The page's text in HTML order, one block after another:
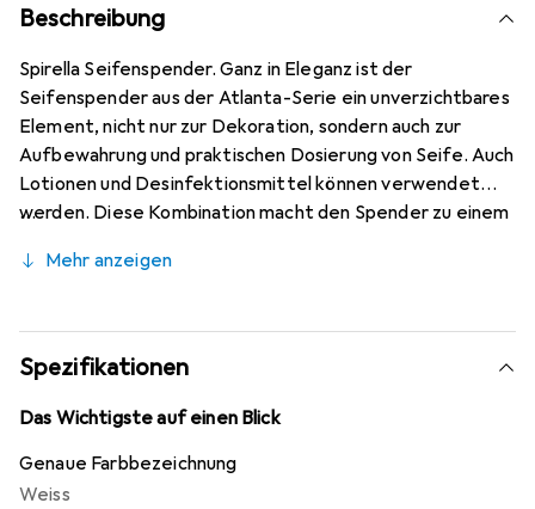
Beschreibung
Spirella Seifenspender. Ganz in Eleganz ist der
Seifenspender aus der Atlanta-Serie ein unverzichtbares
Element, nicht nur zur Dekoration, sondern auch zur
Aufbewahrung und praktischen Dosierung von Seife. Auch
Lotionen und Desinfektionsmittel können verwendet
werden. Diese Kombination macht den Spender zu einem
oder die Küche. Ein auffälliges Accessoire, das perfekt in
Lotion aufgebraucht ist, kann der Spender ganz einfach
nachgefüllt werden. Er passt sich anderen
Badezimmeraccessoires derselben Serie an.
Mehr anzeigen
Spezifikationen
Das Wichtigste auf einen Blick
Genaue Farbbezeichnung
Weiss